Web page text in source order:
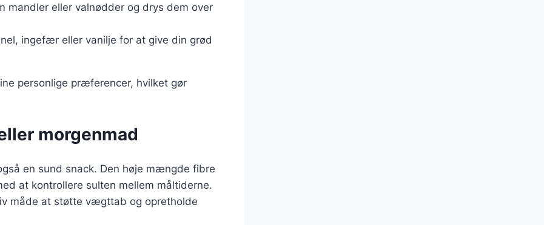
mandler eller valnødder og drys dem over
ingefær eller vanilje for at give din grød
personlige præferencer, hvilket gør
morgenmad
en sund snack. Den høje mængde fibre
at kontrollere sulten mellem måltiderne.
måde at støtte vægttab og opretholde